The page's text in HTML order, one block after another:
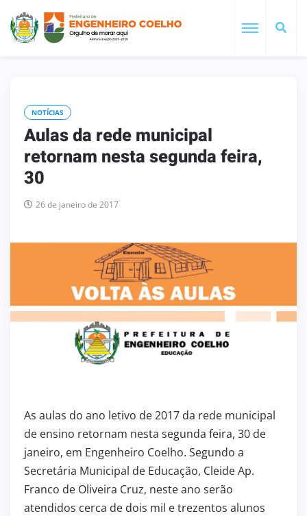
NOTÍCIAS
Aulas da rede municipal
retornam nesta segunda feira,
30
26 de janeiro de 2017
As aulas do ano letivo de 2017 da rede municipal
de ensino retornam nesta segunda feira, 30 de
janeiro, em Engenheiro Coelho. Segundo a
Secretária Municipal de Educação, Cleide Ap.
Franco de Oliveira Cruz, neste ano serão
atendidos cerca de dois mil e trezentos alunos